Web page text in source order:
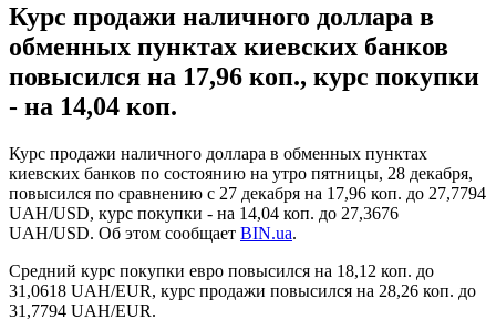
Курс продажи наличного доллара в
обменных пунктах киевских банков
повысился на 17,96 коп., курс покупки
- на 14,04 коп.
Курс продажи наличного доллара в обменных пунктах
киевских банков по состоянию на утро пятницы, 28 декабря,
повысился по сравнению с 27 декабря на 17,96 коп. до 27,7794
UAH/USD, курс покупки - на 14,04 коп. до 27,3676
UAH/USD. Об этом сообщает BIN.ua.
Средний курс покупки евро повысился на 18,12 коп. до
31,0618 UAH/EUR, курс продажи повысился на 28,26 коп. до
31,7794 UAH/EUR.